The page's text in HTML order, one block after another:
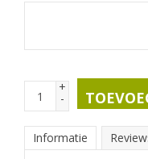
+
-
Informatie